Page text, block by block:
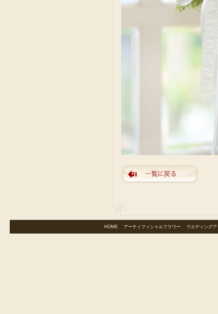
HOME｜ アーティフィシャルフラワー｜ ウエディングア